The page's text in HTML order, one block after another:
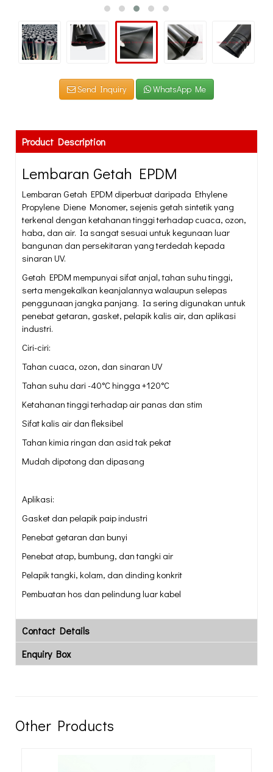
Send Inquiry WhatsApp Me
Product Description
Lembaran Getah EPDM
Lembaran Getah EPDM diperbuat daripada Ethylene
Propylene Diene Monomer, sejenis getah sintetik yang
terkenal dengan ketahanan tinggi terhadap cuaca, ozon,
haba, dan air. Ia sangat sesuai untuk kegunaan luar
bangunan dan persekitaran yang terdedah kepada
sinaran UV.
Getah EPDM mempunyai sifat anjal, tahan suhu tinggi,
serta mengekalkan keanjalannya walaupun selepas
penggunaan jangka panjang. Ia sering digunakan untuk
penebat getaran, gasket, pelapik kalis air, dan aplikasi
industri.
Ciri-ciri:
Tahan cuaca, ozon, dan sinaran UV
Tahan suhu dari -40°C hingga +120°C
Ketahanan tinggi terhadap air panas dan stim
Sifat kalis air dan fleksibel
Tahan kimia ringan dan asid tak pekat
Mudah dipotong dan dipasang
Aplikasi:
Gasket dan pelapik paip industri
Penebat getaran dan bunyi
Penebat atap, bumbung, dan tangki air
Pelapik tangki, kolam, dan dinding konkrit
Pembuatan hos dan pelindung luar kabel
Contact Details
Enquiry Box
Other Products